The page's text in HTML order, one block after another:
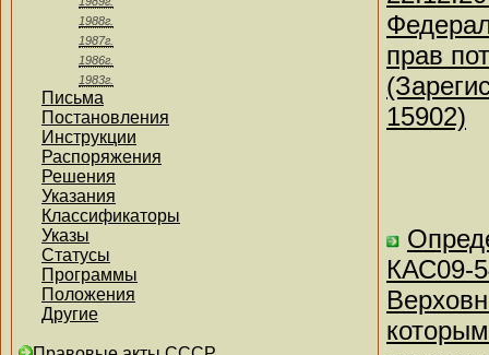
1988г.
1987г.
1986г.
1983г.
Письма
Постановления
Инструкции
Распоряжения
Решения
Указания
Классификаторы
Указы
Статусы
Программы
Положения
Другие
прав
15902)
КАС09-